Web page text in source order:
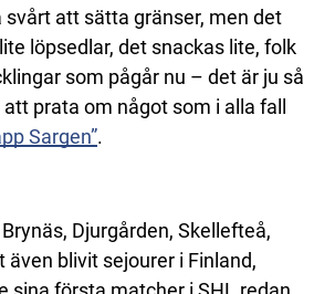
att sätta gränser, men det
löpsedlar, det snackas lite, folk
som pågår nu – det är ju så
prata om något som i alla fall
Sargen”.
Djurgården, Skellefteå,
även blivit sejourer i Finland,